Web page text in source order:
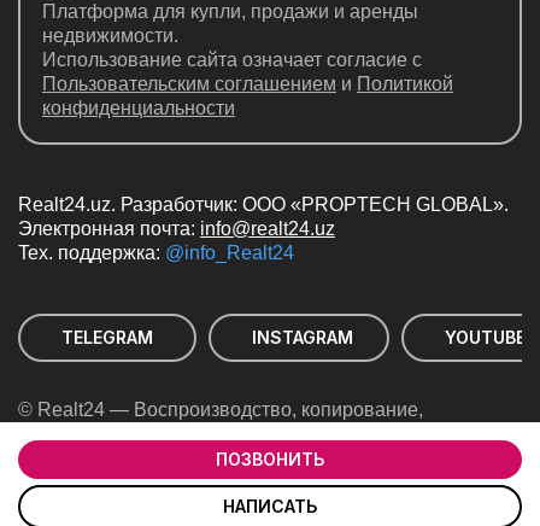
ПОЗВОНИТЬ
НАПИСАТЬ
Платформа для купли, продажи и аренды
недвижимости.
Использование сайта означает согласие с
Пользовательским соглашением и Политикой
конфиденциальности
Realt24.uz. Разработчик: ООО «PROPTECH GLOBAL».
Электронная почта: info@realt24.uz
Teх. поддержка: @info_Realt24
TELEGRAM INSTAGRAM YOUTUBE
© Realt24 — Воспроизводство, копирование,
использование информации с сайта «REALT24.UZ»
возможно с указанием ссылки на сайт